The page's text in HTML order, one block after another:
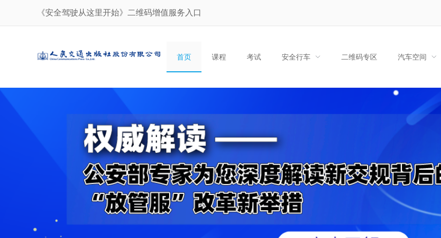
《安全驾驶从这里开始》二维码增值服务入口
首页 课程 考试 安全行车 二维码专区 汽车空间